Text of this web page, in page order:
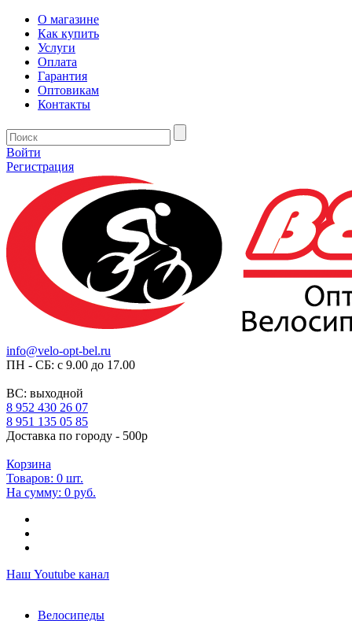
О магазине
Как купить
Услуги
Оплата
Гарантия
Оптовикам
Контакты
Войти
Регистрация
info@velo-opt-bel.ru
ПН - СБ: с 9.00 до 17.00
ВС: выходной
8 952 430 26 07
8 951 135 05 85
Доставка по городу - 500р
Корзина
Товаров: 0 шт.
На сумму: 0 руб.
Наш Youtube канал
Велосипеды